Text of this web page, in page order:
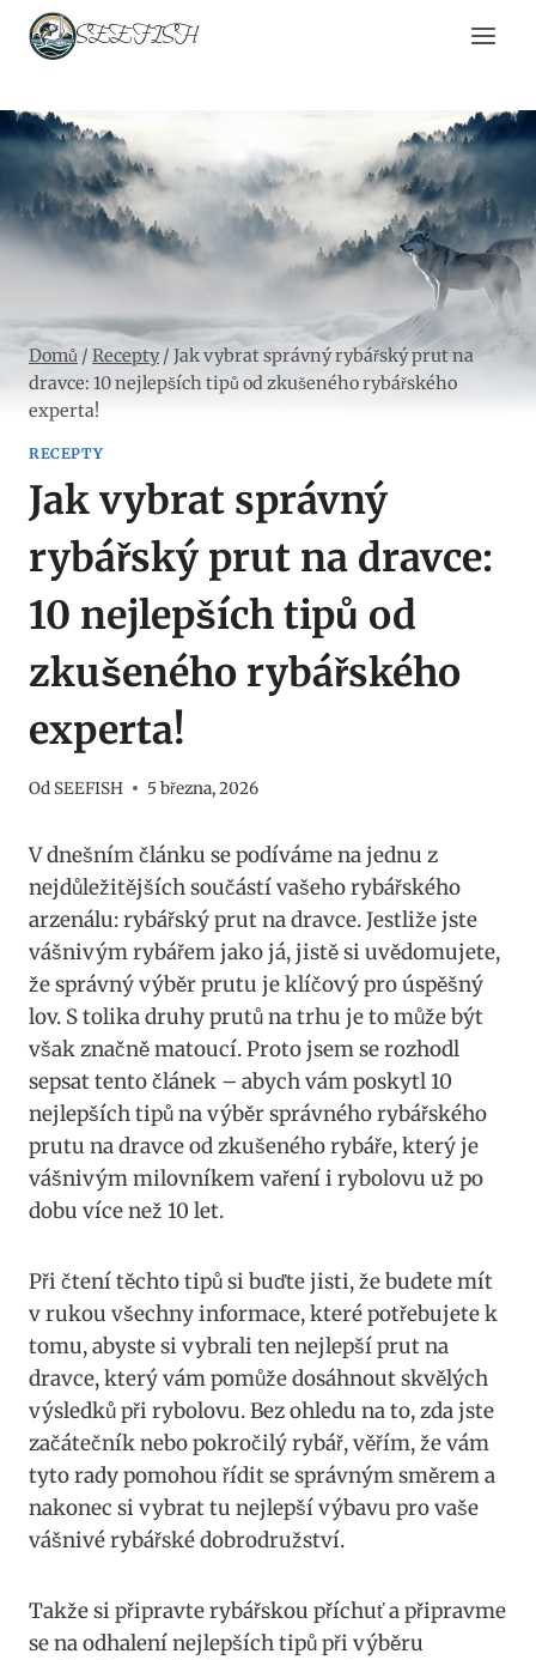
Přeskočit
SEEFISH
Domů / Recepty / Jak vybrat správný rybářský prut na
dravce: 10 nejlepších tipů od zkušeného rybářského
experta!
RECEPTY
Jak vybrat správný
rybářský prut na dravce:
10 nejlepších tipů od
zkušeného rybářského
experta!
Od SEEFISH 5 března, 2026
V ‌dnešním článku se podíváme na jednu z
nejdůležitějších⁢ součástí vašeho​ rybářského
arzenálu: rybářský prut‍ na dravce.‌ Jestliže jste⁤
vášnivým rybářem jako já, jistě si uvědomujete,
že správný výběr prutu je klíčový pro ‌úspěšný
lov. S tolika druhy prutů na‌ trhu je to může⁢ být
však značně matoucí. ⁤Proto ​jsem se rozhodl
sepsat ‌tento článek –‍ abych⁣ vám poskytl 10
⁢nejlepších‌ tipů na ‍výběr správného‌ rybářského‌
prutu na dravce ‌od ⁢zkušeného ‍rybáře,‌ který je⁣
vášnivým milovníkem ‌vaření⁢ i rybolovu⁣ už po
dobu více než 10 let.⁤
Při čtení těchto tipů si ‍buďte ​jisti, že‍ budete mít
v rukou všechny informace, které⁣ potřebujete k
tomu, ‌abyste si vybrali ten ⁢nejlepší prut na
dravce, který vám ⁣pomůže dosáhnout ⁣skvělých
výsledků při rybolovu. Bez ohledu​ na⁢ to, ‍zda jste
začátečník nebo pokročilý rybář, věřím, že vám⁤
tyto rady pomohou řídit se‌ správným směrem a
nakonec si vybrat​ tu ‌nejlepší výbavu pro vaše
vášnivé‌ rybářské dobrodružství.
Takže​ si připravte rybářskou příchuť a připravme
se ⁣na odhalení nejlepších‌ tipů při výběru